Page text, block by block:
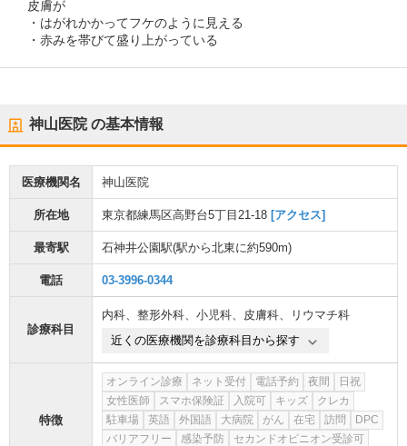
皮膚が
・はがれかかってフケのように見える
・赤みを帯びて盛り上がっている
神山医院の基本情報
医療機関名 神山医院
所在地 東京都練馬区高野台5丁目21-18 [アクセス]
最寄駅 石神井公園駅(駅から北東に約590m)
電話 03-3996-0344
診療科目
内科、 整形外科、 小児科、 皮膚科、
リウマチ科
近くの医療機関を診療科目から探す
特徴
オンライン診療 ネット受付 電話予約 夜間
日祝
女性医師
スマホ保険証 入院可 キッズ
クレカ
駐車場
英語 外国語 大病院 がん 在宅 訪問
DPC
バリアフリー
感染予防
セカンドオピニオン受診可